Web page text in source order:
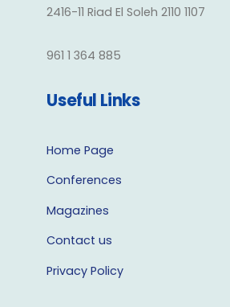
2416-11 Riad El Soleh 2110 1107
961 1 364 885
Useful Links
Home Page
Conferences
Magazines
Contact us
Privacy Policy